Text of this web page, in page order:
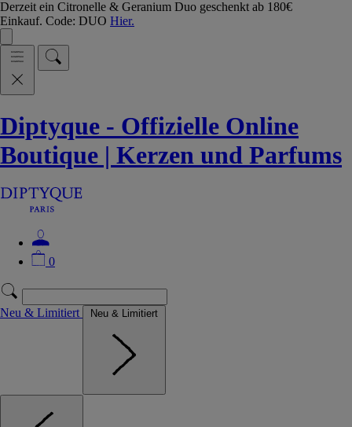
Derzeit ein Citronelle & Geranium Duo geschenkt ab 180€
Einkauf. Code: DUO Hier.
Diptyque - Offizielle Online
Boutique | Kerzen und Parfums
0
Neu & Limitiert Neu & Limitiert